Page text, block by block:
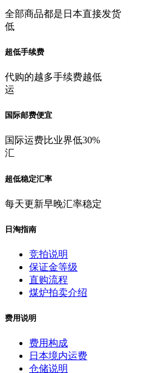
全部商品都是日本直接发货
低
超低手续费
代购的越多手续费越低
运
国际邮费便宜
国际运费比业界低30%
汇
超低稳定汇率
每天更新早晚汇率稳定
日淘指南
竞拍说明
保证金等级
直购流程
煤炉拍卖介绍
费用说明
费用构成
日本境内运费
仓储说明